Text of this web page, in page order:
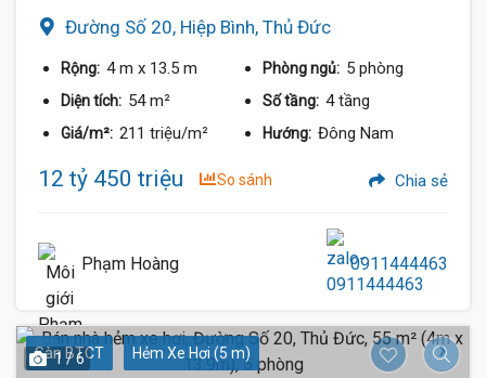
Đường Số 20, Hiệp Bình, Thủ Đức
Rộng: 4 m x 13.5 m Phòng ngủ: 5 phòng
Diện tích: 54 m² Số tầng: 4 tầng
Giá/m²: 211 triệu/m² Hướng: Đông Nam
12 tỷ 450 triệu So sánh Chia sẻ
Phạm Hoàng 0911444463
Sàn BTCT Hẻm Xe Hơi (5 m)
1 / 6